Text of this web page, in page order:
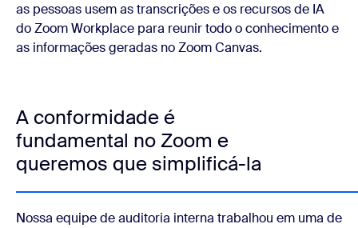
as pessoas usem as transcrições e os recursos de IA
do Zoom Workplace para reunir todo o conhecimento e
as informações geradas no Zoom Canvas.
A conformidade é
fundamental no Zoom e
queremos que simplificá-la
Nossa equipe de auditoria interna trabalhou em uma de